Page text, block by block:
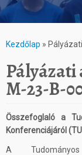
Kezdőlap »
Pályázati
M-23-B-
Összefoglaló a
Konferenciájáról
A